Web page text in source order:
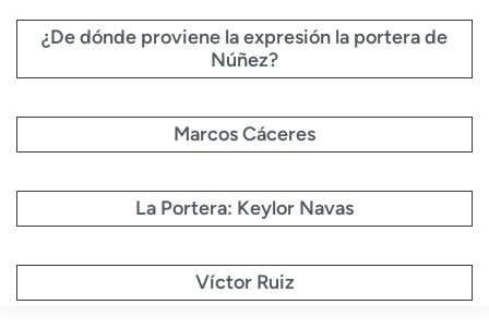
¿De dónde proviene la expresión la portera de
Núñez?
Marcos Cáceres
La Portera: Keylor Navas
Víctor Ruiz